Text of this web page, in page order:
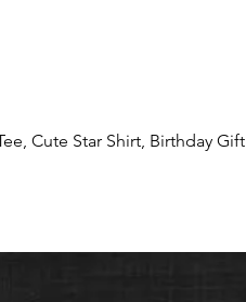
Cute Star Shirt, Birthday Gift